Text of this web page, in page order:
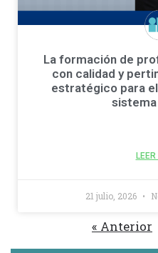
La formación de
con calidad y
estratégico para
21 julio, 2026
« Anterior